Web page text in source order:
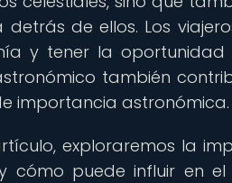
detrás de ellos. Los
y tener la
también
importancia astronómica.
exploraremos la
cómo puede influir en el